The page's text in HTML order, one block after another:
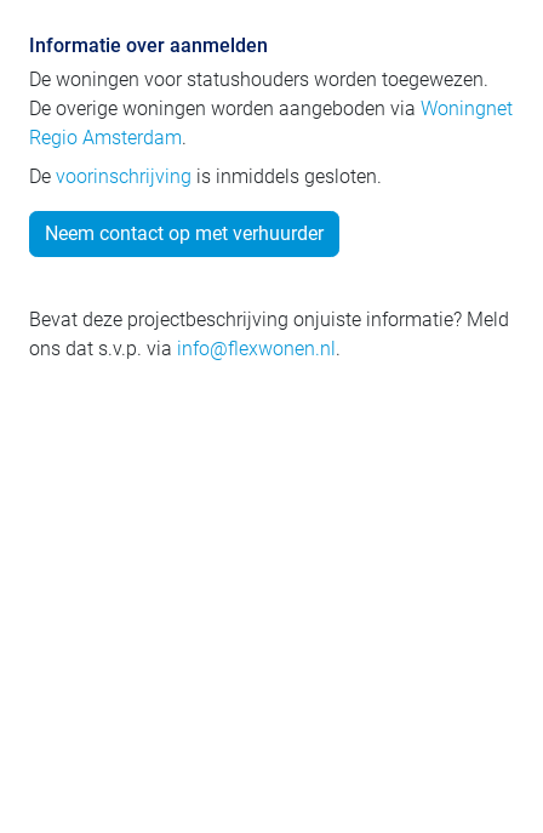
Informatie over aanmelden
De woningen voor statushouders worden toegewezen.
De overige woningen worden aangeboden via Woningnet
Regio Amsterdam.
De voorinschrijving is inmiddels gesloten.
Neem contact op met verhuurder
Bevat deze projectbeschrijving onjuiste informatie? Meld
ons dat s.v.p. via info@flexwonen.nl.